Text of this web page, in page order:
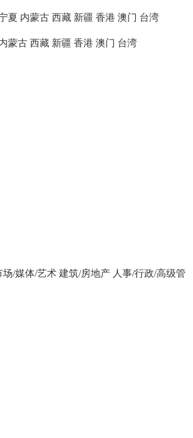
夏 内蒙古 西藏 新疆 香港 澳门 台湾
蒙古 西藏 新疆 香港 澳门 台湾
场/媒体/艺术 建筑/房地产 人事/行政/高级管